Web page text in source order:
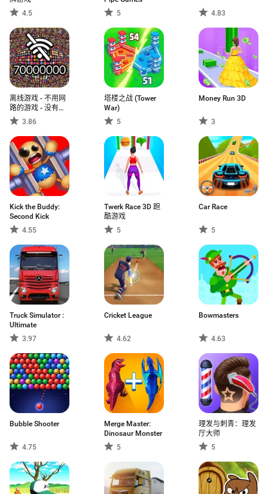
4.5
5
4.83
离线游戏 - 不用网
路的游戏 - 没有
wifi - 游戏中心
3.86
塔楼之战 (Tower
War)
5
Money Run 3D
3
Kick the Buddy:
Second Kick
4.55
Twerk Race 3D 跑
酷游戏
5
Car Race
5
Truck Simulator :
Ultimate
3.97
Cricket League
4.62
Bowmasters
4.63
Bubble Shooter
4.75
Merge Master:
Dinosaur Monster
5
理发与刺青：理发
厅大师
5